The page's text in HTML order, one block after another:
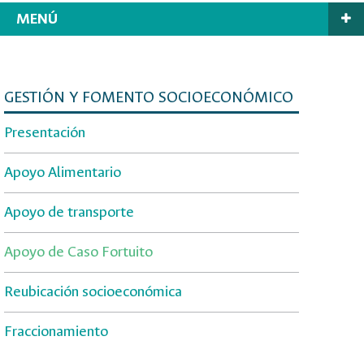
MENÚ
GESTIÓN Y FOMENTO SOCIOECONÓMICO
Presentación
Apoyo Alimentario
Apoyo de transporte
Apoyo de Caso Fortuito
Reubicación socioeconómica
Fraccionamiento